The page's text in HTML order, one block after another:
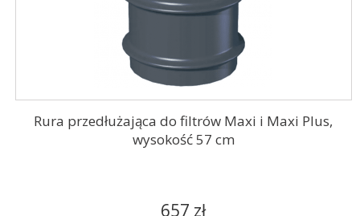
Rura przedłużająca do filtrów Maxi i Maxi Plus,
wysokość 57 cm
657 zł